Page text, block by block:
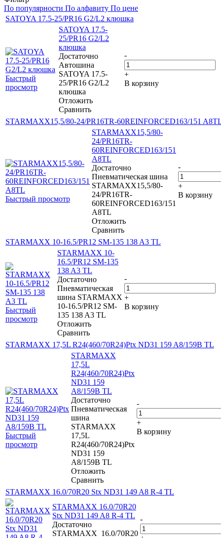
По популярности По алфавиту По цене
SATOYA 17.5-25/PR16 G2/L2 клюшка
Быстрый
просмотр
SATOYA 17.5-
25/PR16 G2/L2
клюшка
Достаточно
Автошина
SATOYA 17.5-
25/PR16 G2/L2
клюшка
Отложить
Сравнить
-
+
В корзину
STARMAXX15,5/80-24/PR16TR-60REINFORCED163/151
Быстрый просмотр
STARMAXX15,5/80-
24/PR16TR-
60REINFORCED163/151
A8TL
Достаточно
Пневматическая шина
STARMAXX15,5/80-
24/PR16TR-
60REINFORCED163/151
A8TL
Отложить
Сравнить
-
+
В корзину
STARMAXX 10-16.5/PR12 SM-135 138 A3 TL
Быстрый
просмотр
STARMAXX 10-
16.5/PR12 SM-135
138 A3 TL
Достаточно
Пневматическая
шина STARMAXX
10-16.5/PR12 SM-
135 138 A3 TL
Отложить
Сравнить
-
+
В корзину
STARMAXX 17,5L R24(460/70R24)Ptx ND31 159 A8/159B TL
Быстрый
просмотр
STARMAXX
17,5L
R24(460/70R24)Ptx
ND31 159
A8/159B TL
Достаточно
Пневматическая
шина
STARMAXX
17,5L
R24(460/70R24)Ptx
ND31 159
A8/159B TL
Отложить
Сравнить
-
+
В корзину
STARMAXX 16.0/70R20 Stx ND31 149 A8 R-4 TL
STARMAXX 16.0/70R20
Stx ND31 149 A8 R-4 TL
Достаточно
STARMAXX 16.0/70R20
-